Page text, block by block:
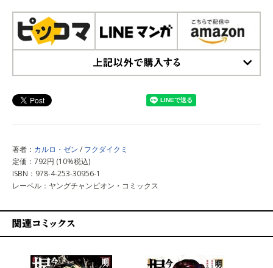
著者： カルロ・ゼン / フクダイクミ
定価：792円 (10%税込)
ISBN：978-4-253-30956-1
レーベル：ヤングチャンピオン・コミックス